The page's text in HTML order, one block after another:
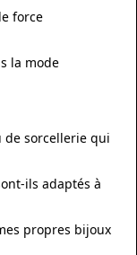
force
la mode
de sorcellerie qui
ils adaptés à
propres bijoux